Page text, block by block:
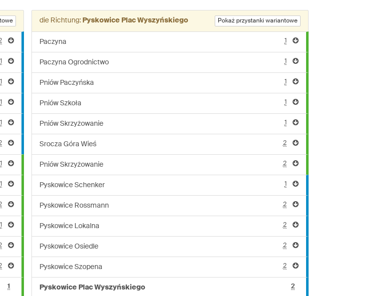
1
1
1
1
1
1
1
1
die Richtung: Pyskowice Plac Wyszyńskiego Pokaż przystanki wariantowe
Paczyna 1
Paczyna Ogrodnictwo 1
Pniów Paczyńska 1
Pniów Szkoła 1
Pniów Skrzyżowanie 1
Srocza Góra Wieś 2
Pniów Skrzyżowanie 2
Pyskowice Schenker 1
Pyskowice Rossmann 2
Pyskowice Lokalna 2
Pyskowice Osiedle 2
Pyskowice Szopena 2
Pyskowice Plac Wyszyńskiego 2